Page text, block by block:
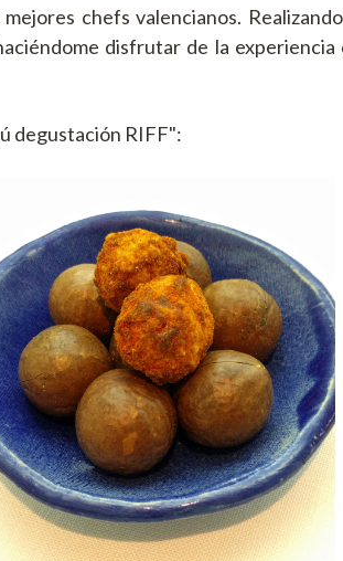
chefs valencianos.
disfrutar de la experiencia
degustación RIFF":